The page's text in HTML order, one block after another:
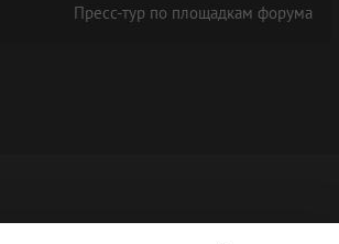
Пресс-тур по площадкам форума